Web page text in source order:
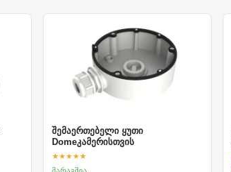
შემაერთებელი ყუთი
Domeკამერისთვის
★★★★★